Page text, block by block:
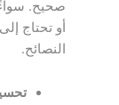
النصائح.